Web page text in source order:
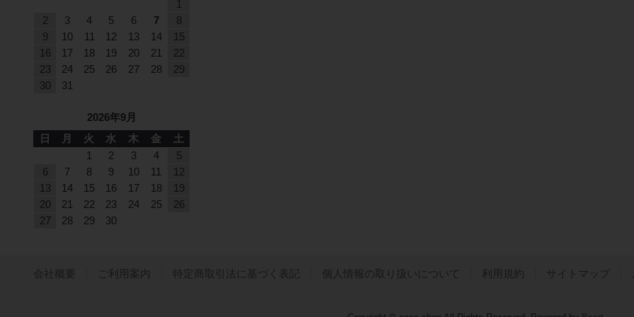
1
2
3 4 5 6 7
8
9
10 11 12 13 14
15
16
17 18 19 20 21
22
23
24 25 26 27 28
29
30
31
2026年9月
日
月 火 水 木 金
土
1
2 3 4
5
6
7 8 9 10 11
12
13
14 15 16 17 18
19
20
21 22 23 24 25
26
27
28 29 30
会社概要 ご利用案内 特定商取引法に基づく表記 個人情報の取り扱いについて 利用規約 サイトマップ